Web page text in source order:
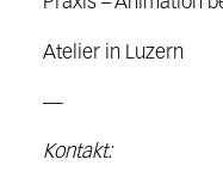
Atelier in Luzern
—
Kontakt: